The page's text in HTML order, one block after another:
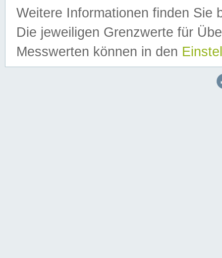
Weitere Informationen finden Sie
Die jeweiligen Grenzwerte für
Messwerten können in den